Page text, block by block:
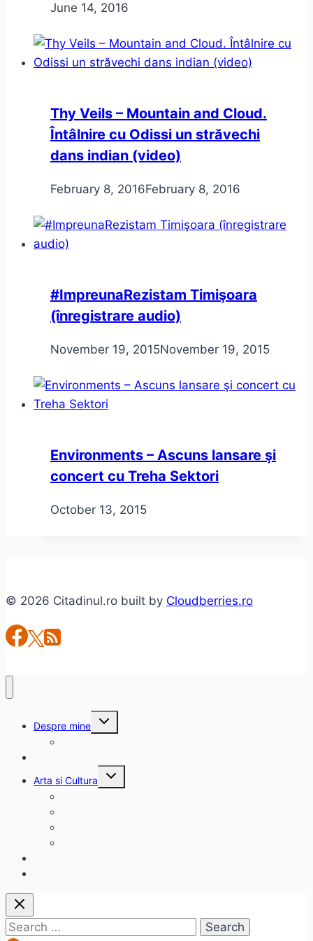
June 14, 2016
Thy Veils – Mountain and Cloud.
Întâlnire cu Odissi un străvechi
dans indian (video)
February 8, 2016February 8, 2016
#ImpreunaRezistam Timişoara
(înregistrare audio)
November 19, 2015November 19, 2015
Environments – Ascuns lansare şi
concert cu Treha Sektori
October 13, 2015
© 2026 Citadinul.ro built by Cloudberries.ro
Despre mine
Toggle
child
Arta si Cultura
Toggle
child
Search